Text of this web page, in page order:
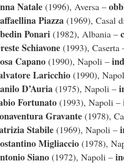
Natale (1996), Aversa –
Piazza (1969), Casal
Ponari (1982), Albania –
Schiavone (1993),
Capano (1990), Napoli –
Laricchio (1990),
D’Auria (1975), Napoli –
Fortunato (1993), Napoli –
Gravante (1978),
Stabile (1969), Napoli –
Migliaccio (1978),
Siano (1972), Napoli –